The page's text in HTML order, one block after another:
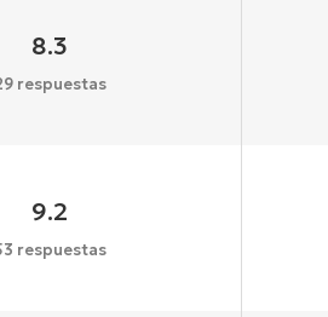
8.3
respuestas
9.2
respuestas